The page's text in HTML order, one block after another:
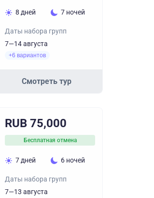
8 дней 7 ночей
Даты набора групп
7—14 августа
+6 вариантов
Смотреть тур
RUB 75,000
Бесплатная отмена
7 дней 6 ночей
Даты набора групп
7—13 августа